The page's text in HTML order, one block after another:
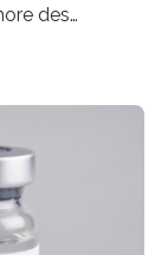
des
geheilt
Therapien, die
normales
Merk vom
am